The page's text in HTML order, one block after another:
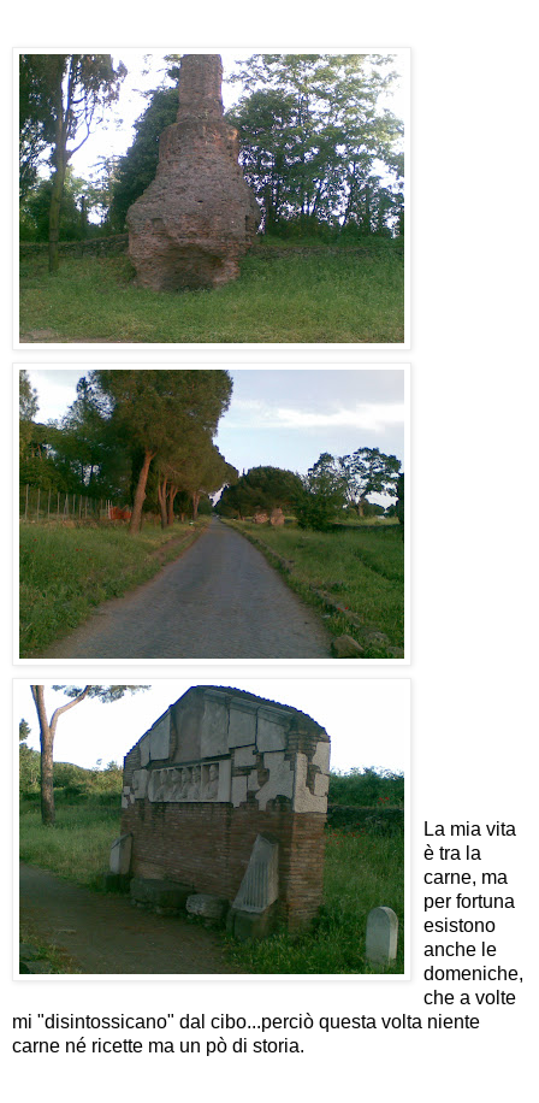
La mia vita
è tra la
carne, ma
per fortuna
esistono
anche le
domeniche,
che a volte
mi "disintossicano" dal cibo...perciò questa volta niente
carne né ricette ma un pò di storia.